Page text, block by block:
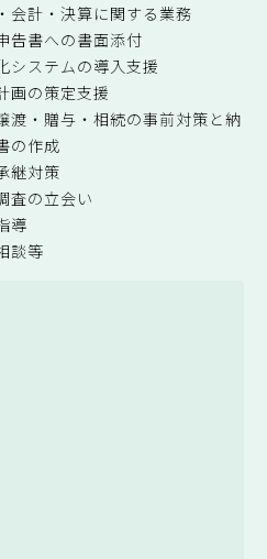
会計・決算に関する業務
告書への書面添付
システムの導入支援
画の策定支援
渡・贈与・相続の事前対策と納
の作成
継対策
査の立会い
導
談等